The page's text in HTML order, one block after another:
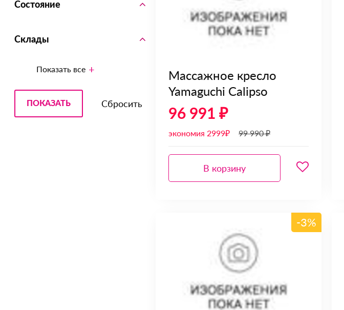
Состояние
Склады
Показать все
Массажное кресло
Yamaguchi Calipso
96 991 ₽
экономия 2999₽ 99 990 ₽
В корзину
-3%